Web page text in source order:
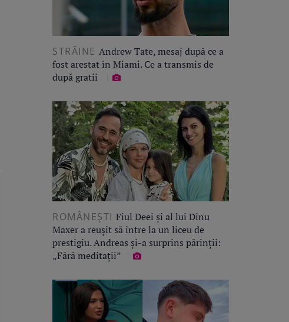
STRĂINE Andrew Tate, mesaj după ce a
fost arestat în Miami. Ce a transmis de
după gratii
ROMÂNEŞTI Fiul Deei și al lui Dinu
Maxer a reușit să intre la un liceu de
prestigiu. Andreas și-a surprins părinții:
„Fără meditații”